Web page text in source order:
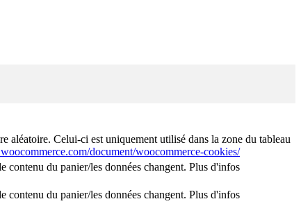
aléatoire. Celui-ci est uniquement utilisé dans la zone du tableau
document/woocommerce-cookies/
contenu du panier/les données changent. Plus d'infos
contenu du panier/les données changent. Plus d'infos